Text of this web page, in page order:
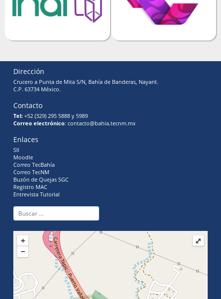
Dirección
Crucero a Punta de Mita S/N, Bahía de Banderas, Nayarit.
C.P. 63734 México.
Contacto
Tel: +52 (329) 295 5888 y 5989
Correo electrónico: contacto@bahia.tecnm.mx
Enlaces
SII
Moodle
Correo TecBahía
Correo TecNM
Buzón de Quejas SGC
Registro MAC
Entrevista Tutorial
+
−
⤢